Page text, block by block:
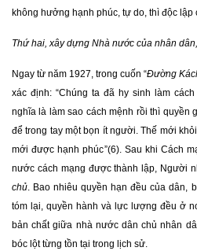
không hưởng hạnh phúc, tự do, thì độc lập
Thứ hai, xây dựng Nhà nước của nhân
Ngay từ năm 1927, trong cuốn “Đường
xác định: “Chúng ta đã hy sinh làm
nghĩa là làm sao cách mệnh rồi thì quyền
để trong tay một bọn ít người. Thế mới
mới được hạnh phúc”(6). Sau khi Cách
nước cách mạng được thành lập, Người
chủ. Bao nhiêu quyền hạn đều của dân,
tóm lại, quyền hành và lực lượng đều ở
bản chất giữa nhà nước dân chủ nhân
bóc lột từng tồn tại trong lịch sử.